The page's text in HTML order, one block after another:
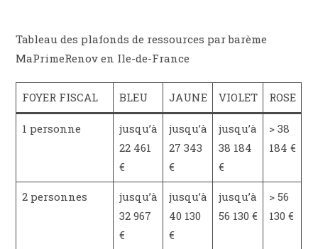
Tableau des plafonds de ressources par barème
MaPrimeRenov en Ile-de-France
FOYER FISCAL BLEU JAUNE VIOLET ROSE
1 personne
jusqu’à
22 461
€
jusqu’à
27 343
€
jusqu’à
38 184
€
> 38
184 €
2 personnes
jusqu’à
32 967
€
jusqu’à
40 130
€
jusqu’à
56 130 €
> 56
130 €